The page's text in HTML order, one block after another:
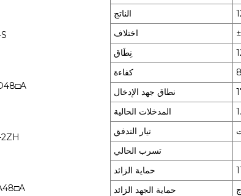
الناتج
اختلاف
نِطَاق
كفاءة
نطاق جهد الإدخال
المدخلات الحالية
تيار التدفق
تسرب الحالي
حماية الزائد
حماية الجهد الزائد